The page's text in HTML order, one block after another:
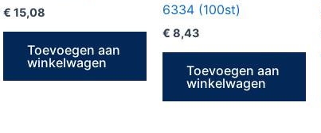
€ 15,08
Toevoegen aan
winkelwagen
6334 (100st)
€ 8,43
Toevoegen aan
winkelwagen